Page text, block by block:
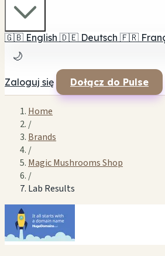
🇬🇧 English 🇩🇪 Deutsch 🇫🇷
🌙
Zaloguj się Dołącz do Pulse
Home
/
Brands
/
Magic Mushrooms Shop
/
Lab Results